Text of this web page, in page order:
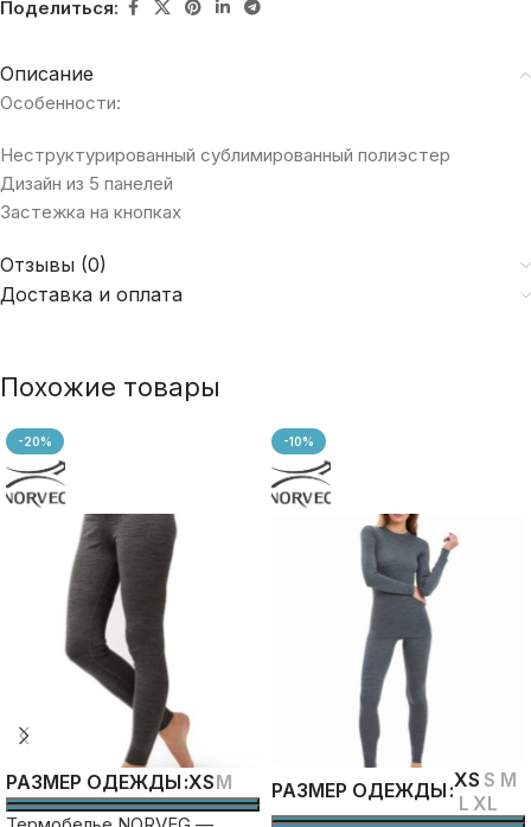
Поделиться:
Описание
Особенности:
Неструктурированный сублимированный полиэстер
Дизайн из 5 панелей
Застежка на кнопках
Отзывы (0)
Доставка и оплата
Похожие товары
-20%
РАЗМЕР ОДЕЖДЫ XSM
-10%
РАЗМЕР ОДЕЖДЫ XS S M
L XL